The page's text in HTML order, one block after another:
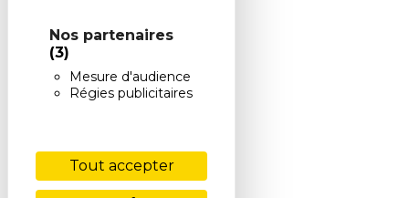
Nos partenaires
(3)
Mesure d'audience
Régies publicitaires
Tout accepter